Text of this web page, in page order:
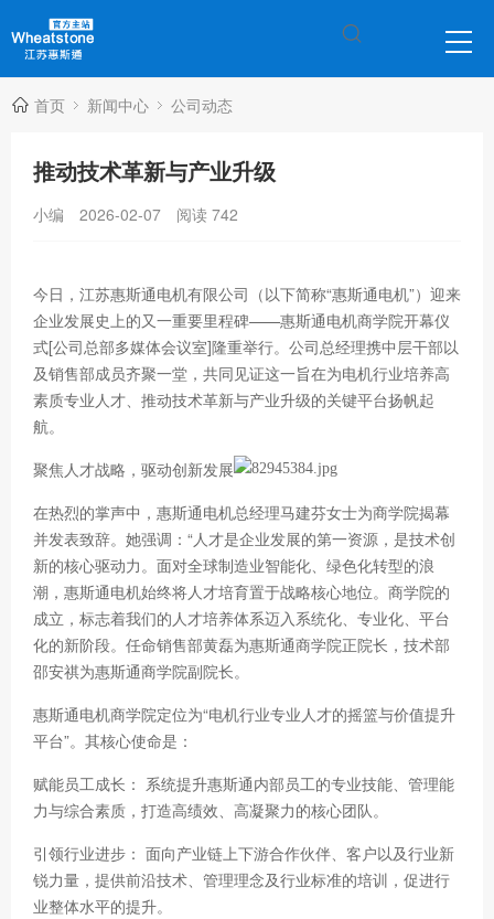
首页 新闻中心 公司动态
推动技术革新与产业升级
小编 2026-02-07 阅读 742
今日，江苏惠斯通电机有限公司（以下简称“惠斯通电机”）迎来
企业发展史上的又一重要里程碑——惠斯通电机商学院开幕仪
式[公司总部多媒体会议室]隆重举行。公司总经理携中层干部以
及销售部成员齐聚一堂，共同见证这一旨在为电机行业培养高
素质专业人才、推动技术革新与产业升级的关键平台扬帆起
航。
聚焦人才战略，驱动创新发展
在热烈的掌声中，惠斯通电机总经理马建芬女士为商学院揭幕
并发表致辞。她强调：“人才是企业发展的第一资源，是技术创
新的核心驱动力。面对全球制造业智能化、绿色化转型的浪
潮，惠斯通电机始终将人才培育置于战略核心地位。商学院的
成立，标志着我们的人才培养体系迈入系统化、专业化、平台
化的新阶段。任命销售部黄磊为惠斯通商学院正院长，技术部
邵安祺为惠斯通商学院副院长。
惠斯通电机商学院定位为“电机行业专业人才的摇篮与价值提升
平台”。其核心使命是：
赋能员工成长： 系统提升惠斯通内部员工的专业技能、管理能
力与综合素质，打造高绩效、高凝聚力的核心团队。
引领行业进步： 面向产业链上下游合作伙伴、客户以及行业新
锐力量，提供前沿技术、管理理念及行业标准的培训，促进行
业整体水平的提升。